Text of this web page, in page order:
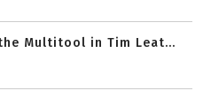
Multitool in Tim Leat...